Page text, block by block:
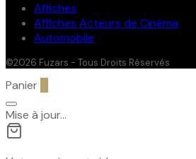
Affiches
Affiches Acteurs de Cinéma
Automobile
©2026 Fuzars - Tous Droits Réservés
Panier
Mise à jour…